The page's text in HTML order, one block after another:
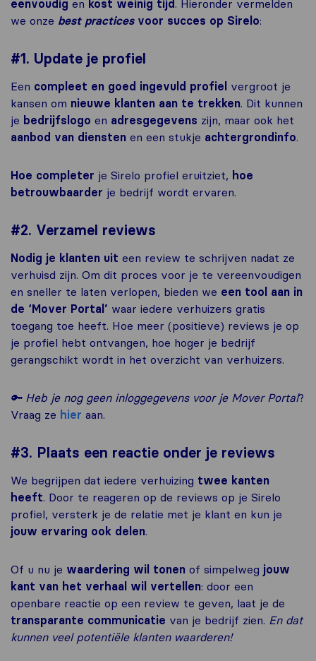
eenvoudig en kost weinig tijd . Hieronder vermelden
we onze best practicesvoor succes op Sirelo:
#1. Update je profiel
Een compleet en goed ingevuld profiel vergroot je
kansen om nieuwe klanten aan te trekken. Dit kunnen
je bedrijfslogo en adresgegevens zijn, maar ook het
aanbod van diensten en een stukje achtergrondinfo.
Hoe completer je Sirelo profiel eruitziet, hoe
betrouwbaarder je bedrijf wordt ervaren.
#2. Verzamel reviews
Nodig je klanten uit een review te schrijven nadat ze
verhuisd zijn. Om dit proces voor je te vereenvoudigen
en sneller te laten verlopen, bieden we een tool aan in
de ‘Mover Portal’ waar iedere verhuizers gratis
toegang toe heeft. Hoe meer (positieve) reviews je op
je profiel hebt ontvangen, hoe hoger je bedrijf
gerangschikt wordt in het overzicht van verhuizers.
🔑 Heb je nog geen inloggegevens voor je Mover Portal?
Vraag ze hier aan.
#3. Plaats een reactie onder je reviews
We begrijpen dat iedere verhuizing twee kanten
heeft. Door te reageren op de reviews op je Sirelo
profiel, versterk je de relatie met je klant en kun je
jouw ervaring ook delen.
Of u nu je waardering wil tonen of simpelweg jouw
kant van het verhaal wil vertellen: door een
openbare reactie op een review te geven, laat je de
transparante communicatie van je bedrijf zien. En dat
kunnen veel potentiële klanten waarderen!